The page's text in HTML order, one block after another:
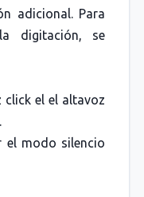
adicional. Para
digitación, se
click el el altavoz
modo silencio